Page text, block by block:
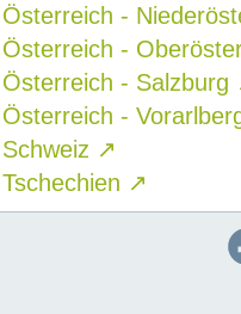
Österreich -
Österreich -
Österreich - Salzburg
Österreich -
Schweiz ↗
Tschechien ↗